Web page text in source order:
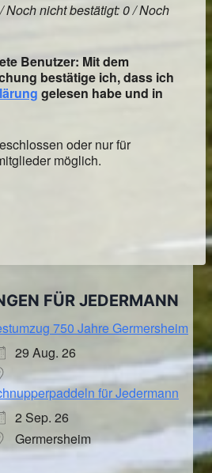
Noch nicht bestätigt: 0 / Noch
Benutzer: Mit dem
bestätige ich, dass ich
gelesen habe und in
oder nur für
möglich.
FÜR JEDERMANN
750 Jahre Germersheim
29 Aug. 26
für Jedermann
2 Sep. 26
Germersheim